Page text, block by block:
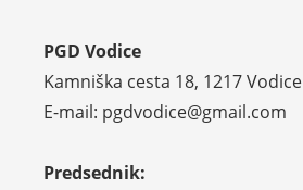
PGD Vodice
Kamniška cesta 18, 1217 Vodice
E-mail: pgdvodice@gmail.com
Predsednik: